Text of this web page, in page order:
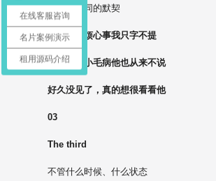
却有着相同的默契
工作上的烦心事我只字不提
身体上的小毛病他也从来不说
好久没见了，真的想很看看他
03
The third
不管什么时候、什么状态
在线客服咨询
名片案例演示
租用源码介绍